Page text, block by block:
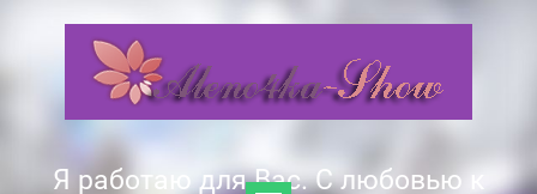
Я работаю для Вас. С любовью к